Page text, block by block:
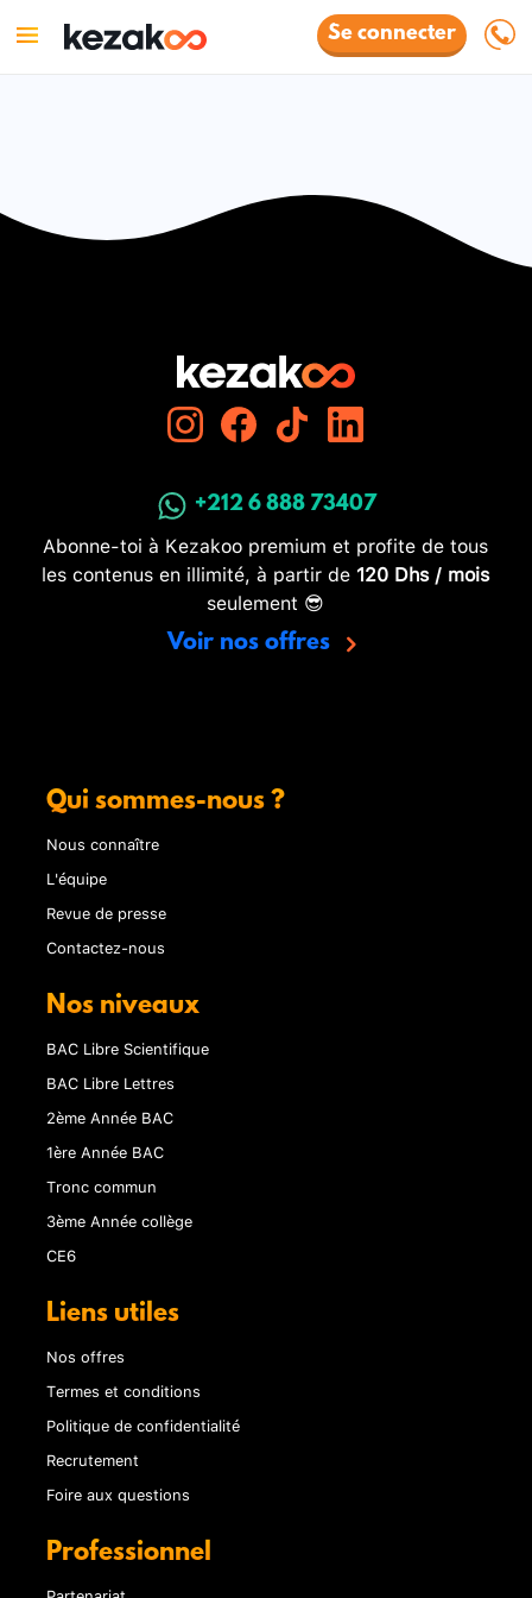
Se connecter
+212 6 888 73407
Abonne-toi à Kezakoo premium et profite de tous
les contenus en illimité, à partir de 120 Dhs / mois
seulement 😎
Voir nos offres
Qui sommes-nous ?
Nous connaître
L'équipe
Revue de presse
Contactez-nous
Nos niveaux
BAC Libre Scientifique
BAC Libre Lettres
2ème Année BAC
1ère Année BAC
Tronc commun
3ème Année collège
CE6
Liens utiles
Nos offres
Termes et conditions
Politique de confidentialité
Recrutement
Foire aux questions
Professionnel